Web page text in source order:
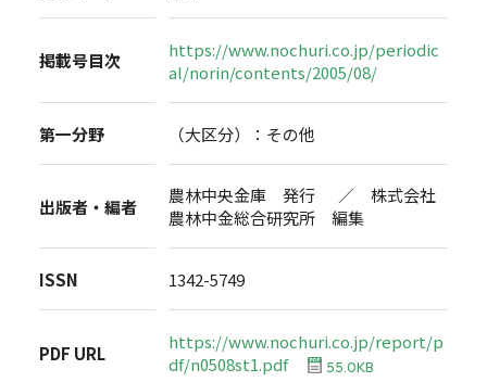
掲載号目次
https://www.nochuri.co.jp/periodic
al/norin/contents/2005/08/
第一分野 （大区分）：その他
出版者・編者
農林中央金庫 発行 ／ 株式会社
農林中金総合研究所 編集
ISSN 1342-5749
PDF URL
https://www.nochuri.co.jp/report/p
df/n0508st1.pdf
55.0KB